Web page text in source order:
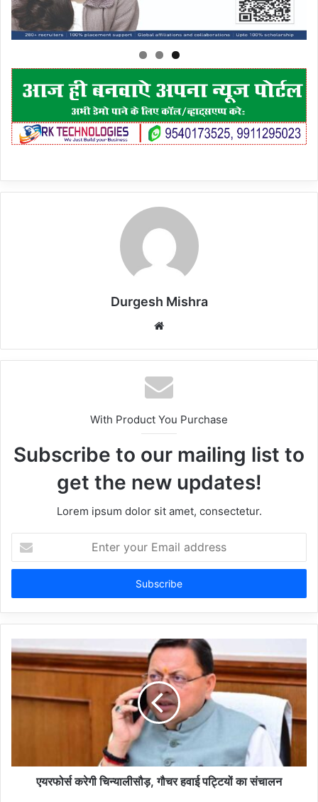
Durgesh Mishra
Website
With Product You Purchase
Subscribe to our mailing list to
get the new updates!
Lorem ipsum dolor sit amet, consectetur.
your
Email
एयरफोर्स करेगी चिन्यालीसौड़, गौचर हवाई पट्टियों का संचालन